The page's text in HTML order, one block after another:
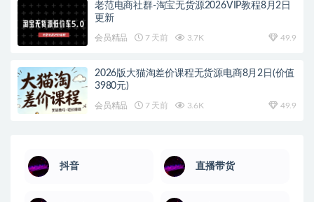
老范电商社群-淘宝无货源2026VIP教程8月2日
更新
会员精品 7 天前 3.7K 49.9
2026版大猫淘差价课程无货源电商8月2日(价值
3980元)
会员精品 7 天前 3.6K 49.9
抖音 直播带货